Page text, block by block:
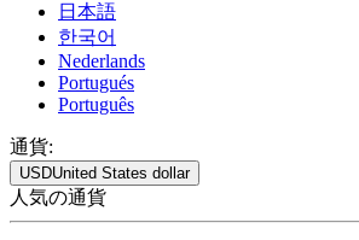
日本語
한국어
Nederlands
Portugués
Português
通貨:
USDUnited States dollar
人気の通貨